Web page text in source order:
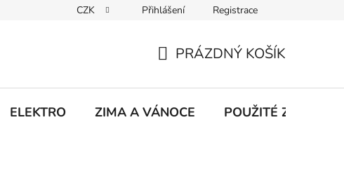
obchodu na Heurece Kontakty Obchodní podmínky
CZK Přihlášení Registrace
KOŠÍK
PRÁZDNÝ KOŠÍK
ELEKTRO ZIMA A VÁNOCE POUŽITÉ Z